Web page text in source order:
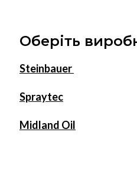
Оберіть
Steinbauer
Spraytec
Midland Oil